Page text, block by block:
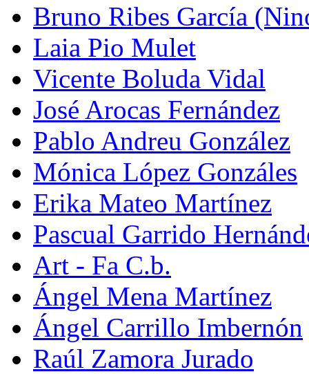
Bruno Ribes García
Laia Pio Mulet
Vicente Boluda Vidal
José Arocas Fernández
Pablo Andreu González
Mónica López Gonzáles
Erika Mateo Martínez
Pascual Garrido
Art - Fa C.b.
Ángel Mena Martínez
Ángel Carrillo Imbernón
Raúl Zamora Jurado